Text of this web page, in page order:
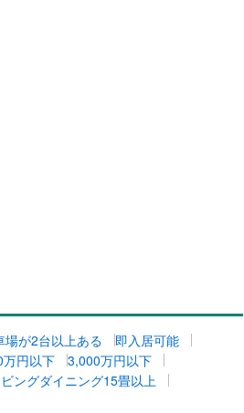
場が2台以上ある
即入居可能
円以下
3,000万円以下
ビングダイニング15畳以上